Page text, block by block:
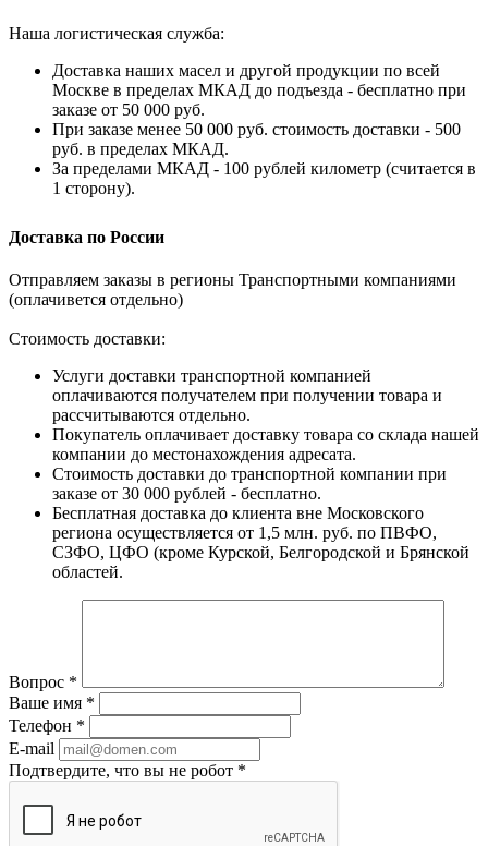
Наша логистическая служба:
Доставка наших масел и другой продукции по всей
Москве в пределах МКАД до подъезда - бесплатно при
заказе от 50 000 руб.
При заказе менее 50 000 руб. стоимость доставки - 500
руб. в пределах МКАД.
За пределами МКАД - 100 рублей километр (считается в
1 сторону).
Доставка по России
Отправляем заказы в регионы Транспортными компаниями
(оплачивется отдельно)
Стоимость доставки:
Услуги доставки транспортной компанией
оплачиваются получателем при получении товара и
рассчитываются отдельно.
Покупатель оплачивает доставку товара со склада нашей
компании до местонахождения адресата.
Стоимость доставки до транспортной компании при
заказе от 30 000 рублей - бесплатно.
Бесплатная доставка до клиента вне Московского
региона осуществляется от 1,5 млн. руб. по ПВФО,
СЗФО, ЦФО (кроме Курской, Белгородской и Брянской
областей.
Вопрос *
Ваше имя *
Телефон *
E-mail
Подтвердите, что вы не робот *